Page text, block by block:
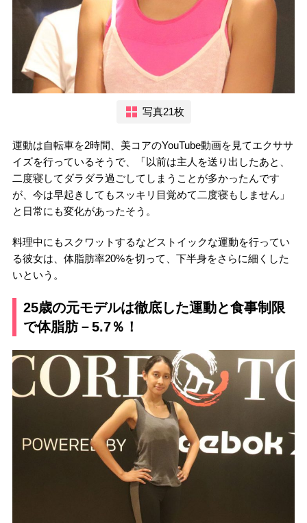
写真21枚
運動は自転車を2時間、美コアのYouTube動画を見てエクササ
イズを行っているそうで、「以前は主人を送り出したあと、
二度寝してダラダラ過ごしてしまうことが多かったんです
が、今は早起きしてもスッキリ目覚めて二度寝もしません」
と日常にも変化があったそう。
料理中にもスクワットするなどストイックな運動を行ってい
る彼女は、体脂肪率20%を切って、下半身をさらに細くした
いという。
25歳の元モデルは徹底した運動と食事制限
で体脂肪－5.7％！